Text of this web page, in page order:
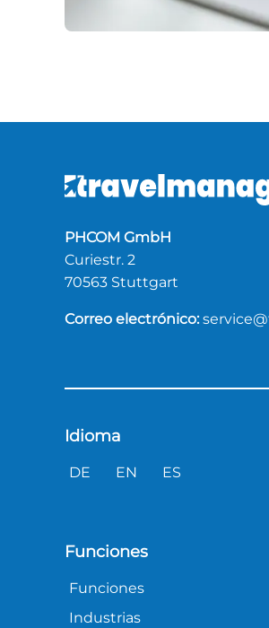
PHCOM GmbH
Curiestr. 2
70563 Stuttgart
Correo electrónico:
Idioma
DE EN ES
Funciones
Funciones
Industrias